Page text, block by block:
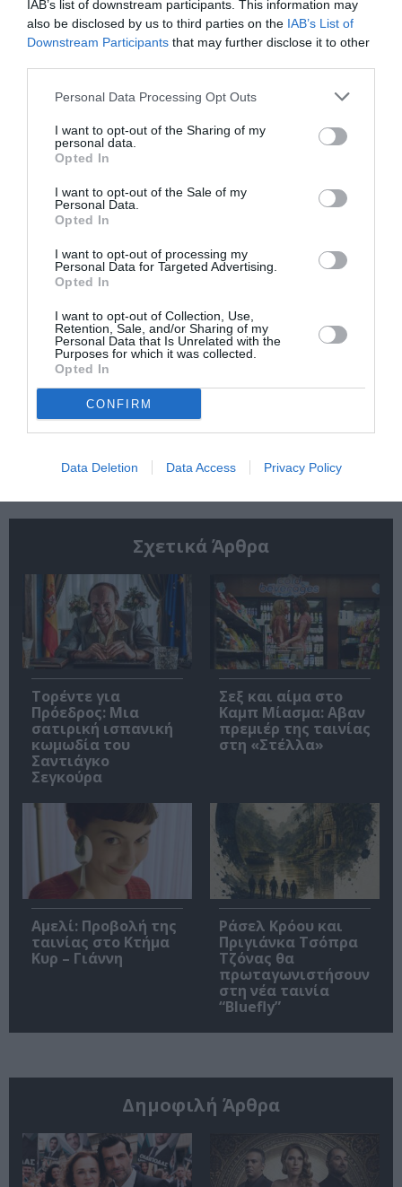
IAB’s list of downstream participants. This information may
also be disclosed by us to third parties on the IAB’s List of
Downstream Participants that may further disclose it to other
Personal Data Processing Opt Outs
I want to opt-out of the Sharing of my
personal data.
Opted In
I want to opt-out of the Sale of my
Personal Data.
Opted In
I want to opt-out of processing my
Personal Data for Targeted Advertising.
Opted In
I want to opt-out of Collection, Use,
Retention, Sale, and/or Sharing of my
Personal Data that Is Unrelated with the
Purposes for which it was collected.
Opted In
CONFIRM
Data Deletion Data Access Privacy Policy
Δείτε όλα τατελευταία νέαγια την Τέχνη και τον
Πολιτισμό στοCulturenow.gr
Νέοι Διαγωνισμοί ❯
Tags
ΘΕΡΙΝΑ ΣΙΝΕΜΑ
ΤΑΙΝΙΕΣ ΜΙΚΡΟΥ ΜΗΚΟΥΣ
ΤΖΙΜ ΤΖΑΡΜΟΥΣ
ΦΑΝΤΑΣΙΑΣ - ANIMATION
Newsletter
την Τέχνη και τον Πολιτισμό!
Σχετικά Άρθρα
Τορέντε για
Πρόεδρος: Μια
σατιρική ισπανική
κωμωδία του
Σαντιάγκο
Σεγκούρα
Σεξ και αίμα στο
Καμπ Μίασμα: Αβαν
πρεμιέρ της ταινίας
στη «Στέλλα»
Αμελί: Προβολή της
ταινίας στο Κτήμα
Κυρ – Γιάννη
Ράσελ Κρόου και
Πριγιάνκα Τσόπρα
Τζόνας θα
πρωταγωνιστήσουν
στη νέα ταινία
“Bluefly”
Δημοφιλή Άρθρα